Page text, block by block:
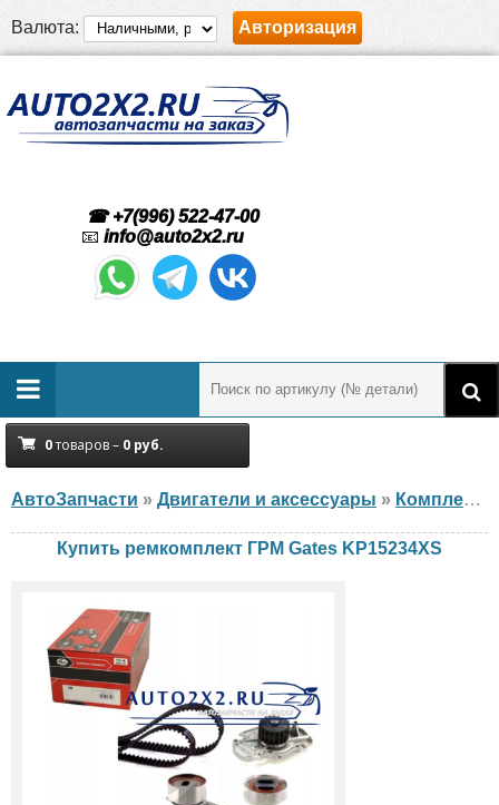
Валюта: Авторизация
☎ +7(996) 522-47-00
📧 info@auto2x2.ru
0товаров – 0 руб.
АвтоЗапчасти » Двигатели и аксессуары » Комплект ГРМ
Купить ремкомплект ГРМ Gates KP15234XS